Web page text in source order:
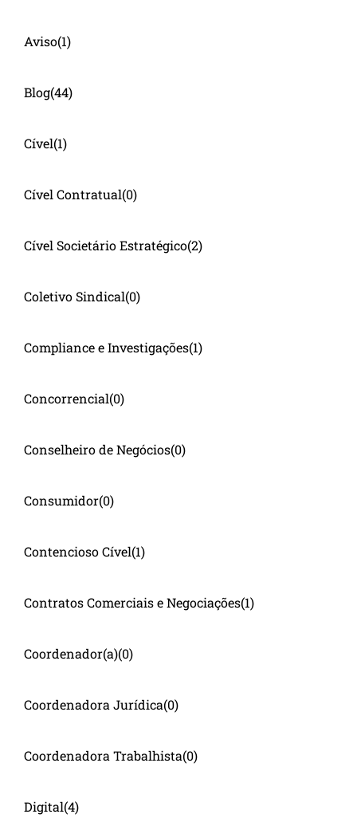
Aviso(1)
Blog(44)
Cível(1)
Cível Contratual(0)
Cível Societário Estratégico(2)
Coletivo Sindical(0)
Compliance e Investigações(1)
Concorrencial(0)
Conselheiro de Negócios(0)
Consumidor(0)
Contencioso Cível(1)
Contratos Comerciais e Negociações(1)
Coordenador(a)(0)
Coordenadora Jurídica(0)
Coordenadora Trabalhista(0)
Digital(4)